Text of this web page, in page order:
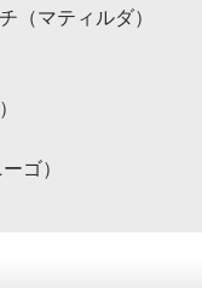
（マティルダ）
ゴ）